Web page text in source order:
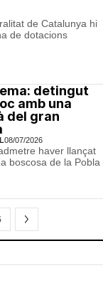
de Catalunya hi
de dotacions
detingut
amb una
del gran
08/07/2026
haver llançat
boscosa de la Pobla